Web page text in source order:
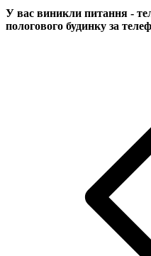
У вас виникли питання -
пологового будинку за